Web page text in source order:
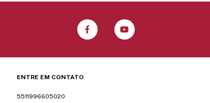
ENTRE EM CONTATO
5511996605020